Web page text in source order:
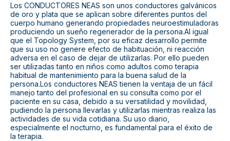
Los CONDUCTORES NEAS son unos conductores galvánicos
de oro y plata que se aplican sobre diferentes puntos del
cuerpo humano generando propiedades neuroestimuladoras
produciendo un sueño regenerador de la persona.Al igual
que el Topology System, por su eficaz desarrollo permite
que su uso no genere efecto de habituación, ni reacción
adversa en el caso de dejar de utilizarlas. Por ello pueden
ser utilizadas tanto en niños como adultos como terapia
habitual de mantenimiento para la buena salud de la
persona.Los conductores NEAS tienen la ventaja de un fácil
manejo tanto del profesional en su consulta como por el
paciente en su casa, debido a su versatilidad y movilidad,
pudiendo la persona llevarlas y utilizarlas mientras realiza las
actividades de su vida cotidiana. Su uso diario,
especialmente el nocturno, es fundamental para el éxito de
la terapia.